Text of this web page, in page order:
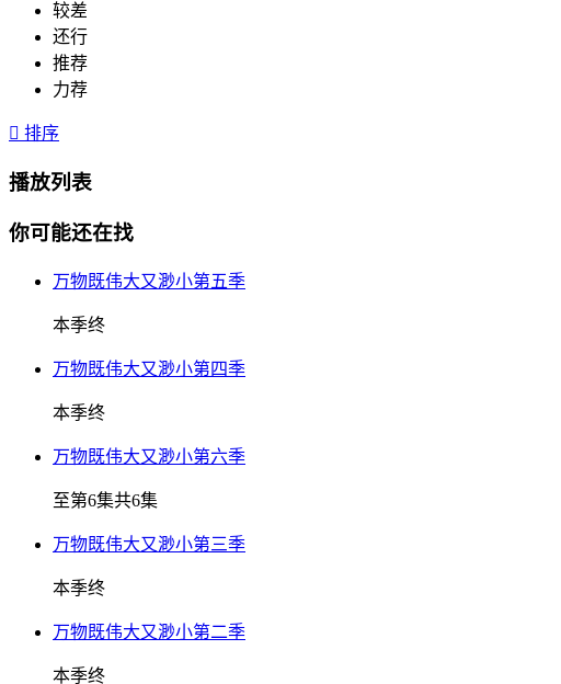
较差
还行
推荐
力荐
 排序
播放列表
你可能还在找
万物既伟大又渺小第五季
本季终
万物既伟大又渺小第四季
本季终
万物既伟大又渺小第六季
至第6集共6集
万物既伟大又渺小第三季
本季终
万物既伟大又渺小第二季
本季终